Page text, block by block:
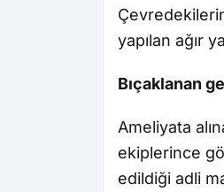
yapılan ağır
Bıçaklanan
Ameliyata
ekiplerince
edildiği adli